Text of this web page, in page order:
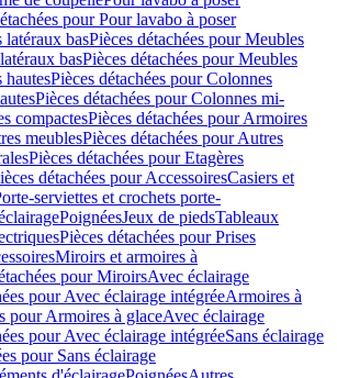
pour Pour lavabo à poser
latéraux basPièces détachées pour Meubles
basPièces détachées pour Meubles
hautesPièces détachées pour Colonnes
Pièces détachées pour Colonnes mi-
compactesPièces détachées pour Armoires
meublesPièces détachées pour Autres
Pièces détachées pour Etagères
détachées pour AccessoiresCasiers et
serviettes et crochets porte-
PoignéesJeux de piedsTableaux
Pièces détachées pour Prises
Miroirs et armoires à
pour MiroirsAvec éclairage
pour Avec éclairage intégréeArmoires à
pour Armoires à glaceAvec éclairage
pour Avec éclairage intégréeSans éclairage
pour Sans éclairage